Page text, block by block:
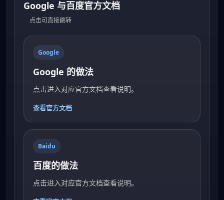
Google 与百度官方文档
点击可直接跳转
Google
Google 的做法
点击进入对应官方文档查看说明。
查看官方文档
Baidu
百度的做法
点击进入对应官方文档查看说明。